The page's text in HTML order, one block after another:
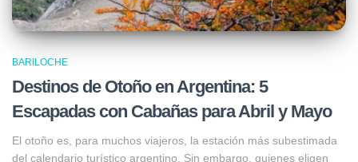
BARILOCHE
Destinos de Otoño en Argentina: 5
Escapadas con Cabañas para Abril y Mayo
El otoño es, para muchos viajeros, la estación más subestimada
del calendario turístico argentino. Sin embargo, quienes eligen